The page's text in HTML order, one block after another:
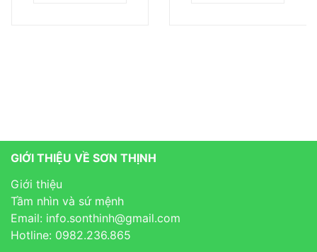
GIỚI THIỆU VỀ SƠN THỊNH
Giới thiệu
Tầm nhìn và sứ mệnh
Email: info.sonthinh@gmail.com
Hotline: 0982.236.865